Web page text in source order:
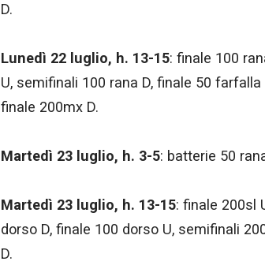
D.
Lunedì 22 luglio, h. 13-15: finale 100
U, semifinali 100 rana D, finale 50
finale 200mx D.
Martedì 23 luglio, h. 3-5: batterie 50
Martedì 23 luglio, h. 13-15: finale 200sl
dorso D, finale 100 dorso U, semifinali
D.